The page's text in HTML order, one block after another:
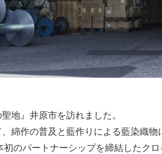
地』井原市を訪れました。
綿作の普及と藍作りによる藍染織物
のパートナーシップを締結したク